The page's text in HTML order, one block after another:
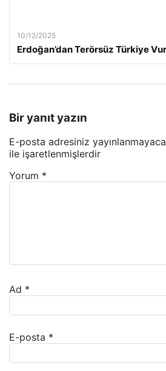
10/12/2025
Erdoğan’dan Terörsüz Türkiye
Bir yanıt yazın
E-posta adresiniz
ile işaretlenmişlerdir
Yorum *
Ad *
E-posta *